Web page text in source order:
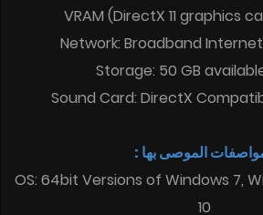
VRAM (DirectX 11 graphics
Network: Broadband
Storage: 50 GB
Sound Card: DirectX
الموصى بها :
OS: 64bit Versions of Windows 7,
10